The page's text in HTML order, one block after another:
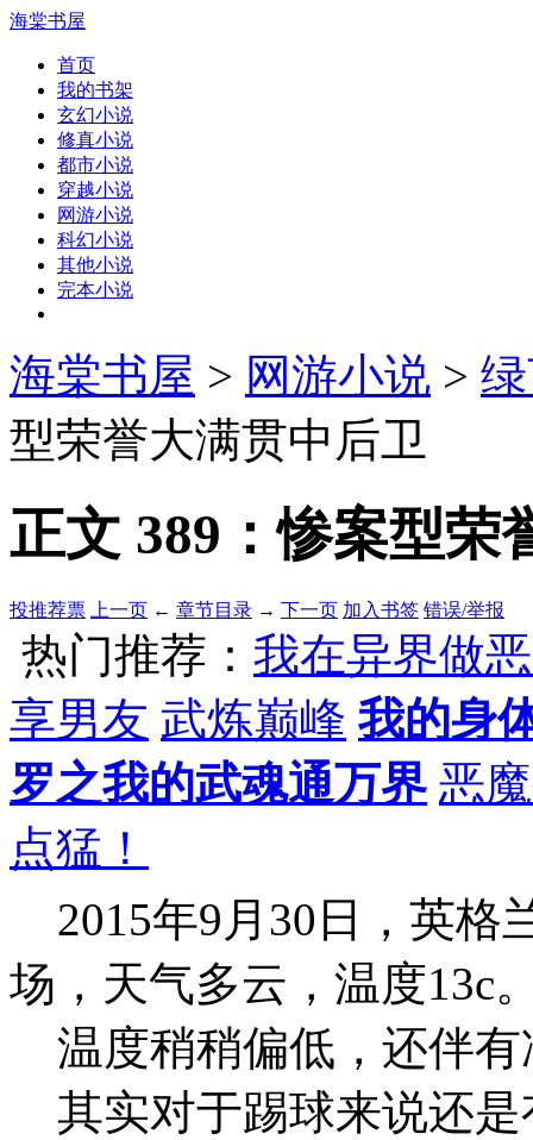
海棠书屋
首页
我的书架
玄幻小说
修真小说
都市小说
穿越小说
网游小说
科幻小说
其他小说
完本小说
海棠书屋 > 网游小说 >
型荣誉大满贯中后卫
正文 389：惨案型荣
投推荐票 上一页 ← 章节目录 → 下一页 加入书签 错误/举报
热门推荐： 我在异界做
享男友 武炼巅峰 我的身
罗之我的武魂通万界 恶
点猛！
2015年9月30日，英格
场，天气多云，温度13c
温度稍稍偏低，还伴有
其实对于踢球来说还是